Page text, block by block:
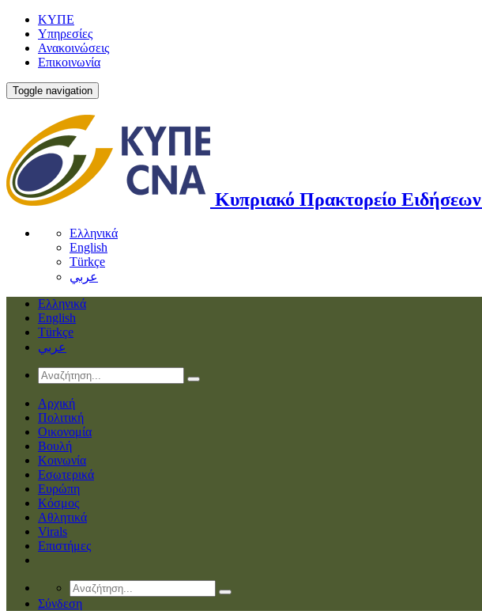
ΚΥΠΕ
Υπηρεσίες
Ανακοινώσεις
Επικοινωνία
Toggle navigation
Κυπριακό Πρακτορείο Ειδήσεων
Ελληνικά
English
Türkçe
عربي
Ελληνικά
English
Türkçe
عربي
Αρχική
Πολιτική
Οικονομία
Βουλή
Κοινωνία
Εσωτερικά
Ευρώπη
Κόσμος
Αθλητικά
Virals
Επιστήμες
Σύνδεση